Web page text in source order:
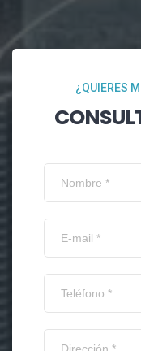
¿QUIERES